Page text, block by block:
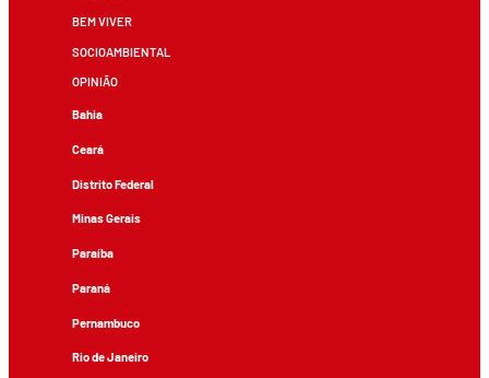
BEM VIVER
SOCIOAMBIENTAL
OPINIÃO
Bahia
Ceará
Distrito Federal
Minas Gerais
Paraíba
Paraná
Pernambuco
Rio de Janeiro